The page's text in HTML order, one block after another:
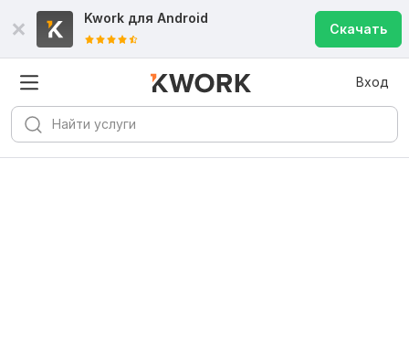
Kwork для Android
Скачать
Вход